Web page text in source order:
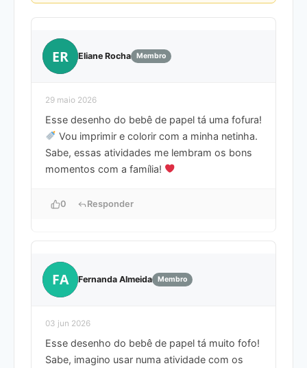
ER Eliane Rocha Membro
29 maio 2026
Esse desenho do bebê de papel tá uma fofura!
Vou imprimir e colorir com a minha netinha.
Sabe, essas atividades me lembram os bons
momentos com a família!
0 Responder
FA Fernanda Almeida Membro
03 jun 2026
Esse desenho do bebê de papel tá muito fofo!
Sabe, imagino usar numa atividade com os